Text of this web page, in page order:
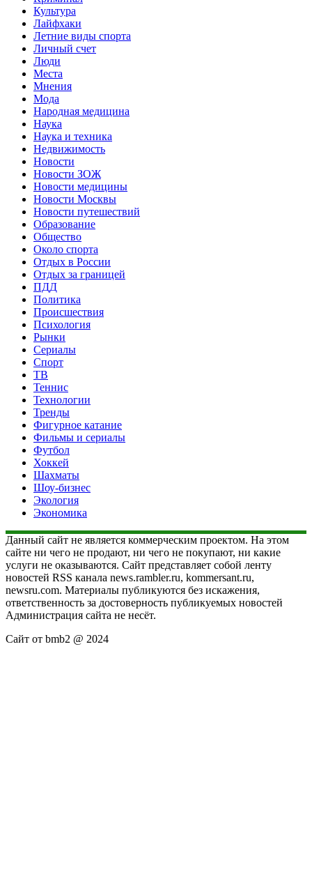
Культура
Лайфхаки
Летние виды спорта
Личный счет
Люди
Места
Мнения
Мода
Народная медицина
Наука
Наука и техника
Недвижимость
Новости
Новости ЗОЖ
Новости медицины
Новости Москвы
Новости путешествий
Образование
Общество
Около спорта
Отдых в России
Отдых за границей
ПДД
Политика
Происшествия
Психология
Рынки
Сериалы
Спорт
ТВ
Теннис
Технологии
Тренды
Фигурное катание
Фильмы и сериалы
Футбол
Хоккей
Шахматы
Шоу-бизнес
Экология
Экономика
Данный сайт не является коммерческим проектом. На этом
сайте ни чего не продают, ни чего не покупают, ни какие
услуги не оказываются. Сайт представляет собой ленту
новостей RSS канала news.rambler.ru, kommersant.ru,
newsru.com. Материалы публикуются без искажения,
ответственность за достоверность публикуемых новостей
Администрация сайта не несёт.
Сайт от bmb2 @ 2024